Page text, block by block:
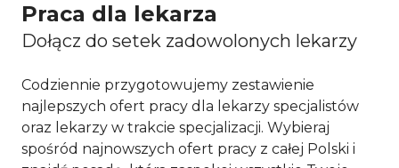
Praca dla lekarza
Dołącz do setek zadowolonych lekarzy
Codziennie przygotowujemy zestawienie
najlepszych ofert pracy dla lekarzy specjalistów
oraz lekarzy w trakcie specjalizacji. Wybieraj
spośród najnowszych ofert pracy z całej Polski i